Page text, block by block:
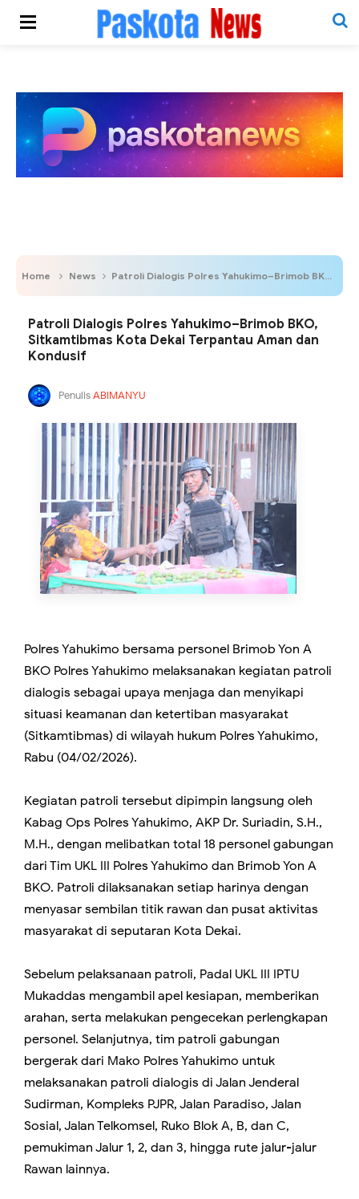
Home News Patroli Dialogis Polres Yahukimo–Brimob BKO, Sitkamtibmas Kota Dekai Terpantau Aman dan Kondusif
Patroli Dialogis Polres Yahukimo–Brimob BKO,
Sitkamtibmas Kota Dekai Terpantau Aman dan
Kondusif
PenulisABIMANYU
Polres Yahukimo bersama personel Brimob Yon A
BKO Polres Yahukimo melaksanakan kegiatan patroli
dialogis sebagai upaya menjaga dan menyikapi
situasi keamanan dan ketertiban masyarakat
(Sitkamtibmas) di wilayah hukum Polres Yahukimo,
Rabu (04/02/2026).
Kegiatan patroli tersebut dipimpin langsung oleh
Kabag Ops Polres Yahukimo, AKP Dr. Suriadin, S.H.,
M.H., dengan melibatkan total 18 personel gabungan
dari Tim UKL III Polres Yahukimo dan Brimob Yon A
BKO. Patroli dilaksanakan setiap harinya dengan
menyasar sembilan titik rawan dan pusat aktivitas
masyarakat di seputaran Kota Dekai.
Sebelum pelaksanaan patroli, Padal UKL III IPTU
Mukaddas mengambil apel kesiapan, memberikan
arahan, serta melakukan pengecekan perlengkapan
personel. Selanjutnya, tim patroli gabungan
bergerak dari Mako Polres Yahukimo untuk
melaksanakan patroli dialogis di Jalan Jenderal
Sudirman, Kompleks PJPR, Jalan Paradiso, Jalan
Sosial, Jalan Telkomsel, Ruko Blok A, B, dan C,
pemukiman Jalur 1, 2, dan 3, hingga rute jalur-jalur
Rawan lainnya.